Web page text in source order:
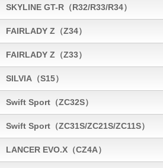
SKYLINE GT-R（R32/R33/R34）
FAIRLADY Z（Z34）
FAIRLADY Z（Z33）
SILVIA（S15）
Swift Sport（ZC32S）
Swift Sport（ZC31S/ZC21S/ZC11S）
LANCER EVO.X（CZ4A）